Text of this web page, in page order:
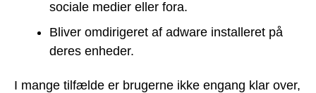
sociale medier eller fora.
Bliver omdirigeret af adware installeret på
deres enheder.
I mange tilfælde er brugerne ikke engang klar over,